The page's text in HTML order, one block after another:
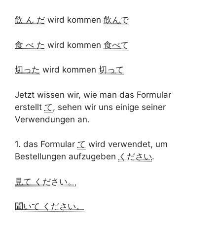
飲 ん だ wird kommen 飲んで
食 べ た wird kommen 食べて
切った wird kommen 切って
Jetzt wissen wir, wie man das Formular
erstellt て, sehen wir uns einige seiner
Verwendungen an.
1. das Formular て wird verwendet, um
Bestellungen aufzugeben ください.
見て ください。
聞いて ください。